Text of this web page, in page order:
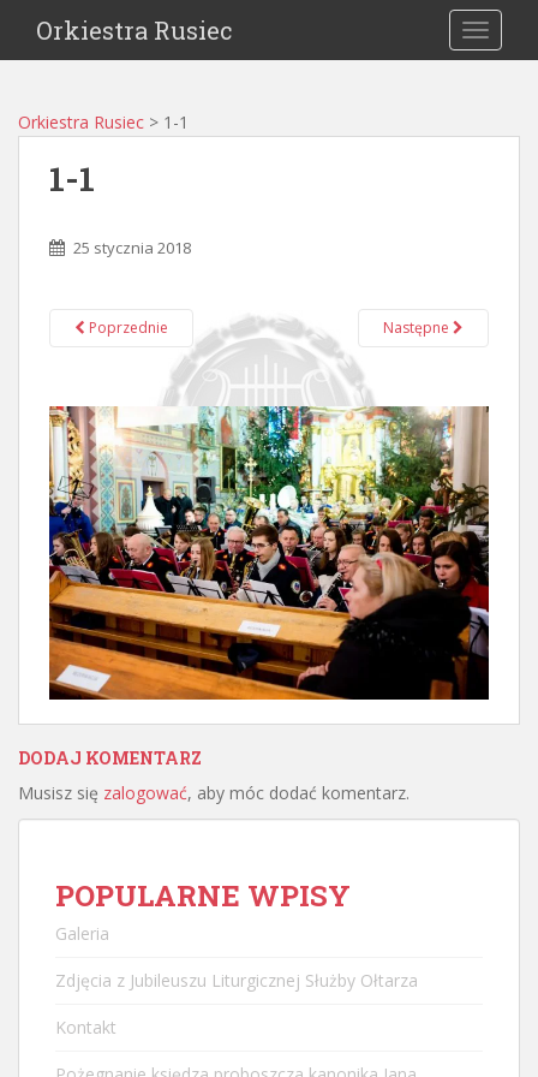
Orkiestra Rusiec
Orkiestra Rusiec > 1-1
1-1
25 stycznia 2018
Poprzednie Następne
DODAJ KOMENTARZ
Musisz się zalogować, aby móc dodać komentarz.
POPULARNE WPISY
Galeria
Zdjęcia z Jubileuszu Liturgicznej Służby Ołtarza
Kontakt